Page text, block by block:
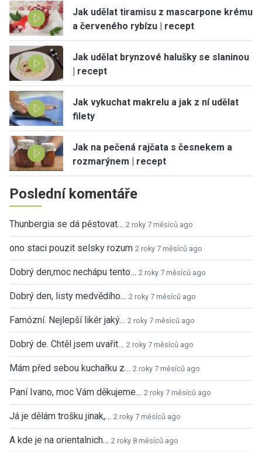
Jak udělat tiramisu z mascarpone krému
a červeného rybízu | recept
Jak udělat brynzové halušky se slaninou
| recept
Jak vykuchat makrelu a jak z ní udělat
filety
Jak na pečená rajčata s česnekem a
rozmarýnem | recept
Poslední komentáře
Thunbergia se dá pěstovat… 2 roky 7 měsíců ago
ono staci pouzit selsky rozum 2 roky 7 měsíců ago
Dobrý den,moc nechápu tento… 2 roky 7 měsíců ago
Dobrý den, listy medvědího… 2 roky 7 měsíců ago
Famózní. Nejlepší likér jaký… 2 roky 7 měsíců ago
Dobrý de. Chtěl jsem uvařit… 2 roky 7 měsíců ago
Mám před sebou kuchařku z… 2 roky 7 měsíců ago
Paní Ivano, moc Vám děkujeme… 2 roky 7 měsíců ago
Já je dělám trošku jinak,… 2 roky 7 měsíců ago
A kde je na orientalnich… 2 roky 8 měsíců ago